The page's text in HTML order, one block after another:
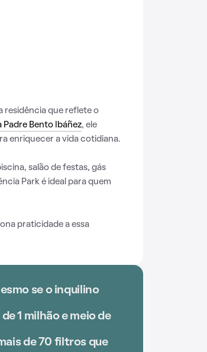
residência que reflete o
Padre Bento Ibáñez, ele
enriquecer a vida cotidiana.
salão de festas, gás
Park é ideal para quem
praticidade a essa
se o inquilino
1 milhão e meio de
de 70 filtros que